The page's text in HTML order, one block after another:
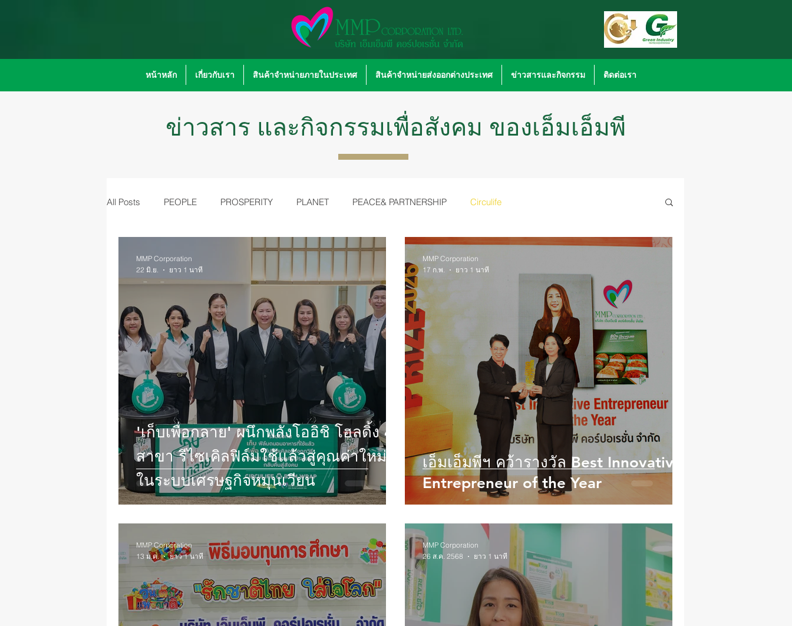
หน้าหลัก เกี่ยวกับเรา สินค้าจำหน่ายภายในประเทศ สินค้าจำหน่ายส่งออกต่างประเทศ ข่าวสารและกิจกรรม ติดต่อเรา
ข่าวสาร และกิจกรรมเพื่อสังคม ของเอ็มเอ็มพี
All Posts PEOPLE PROSPERITY PLANET PEACE& PARTNERSHIP Circulife
'เก็บเพื่อกลาย' ผนึกพลังโออิชิ โฮลดิ้ง 42
สาขา รีไซเคิลฟิล์มใช้แล้วสู่คุณค่าใหม่
ในระบบเศรษฐกิจหมุนเวียน
MMP Corporation
22 มิ.ย.
ยาว 1 นาที
เอ็มเอ็มพีฯ คว้ารางวัล Best Innovative
Entrepreneur of the Year
MMP Corporation
17 ก.พ.
ยาว 1 นาที
MMP Corporation
13 ม.ค.
ยาว 1 นาที
MMP Corporation
26 ส.ค. 2568
ยาว 1 นาที